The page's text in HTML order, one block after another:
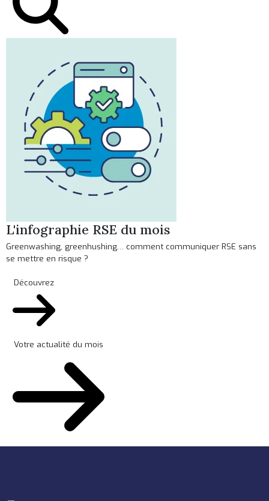
L'infographie RSE du mois
Greenwashing, greenhushing… comment communiquer RSE sans
se mettre en risque ?
Découvrez
Votre actualité du mois